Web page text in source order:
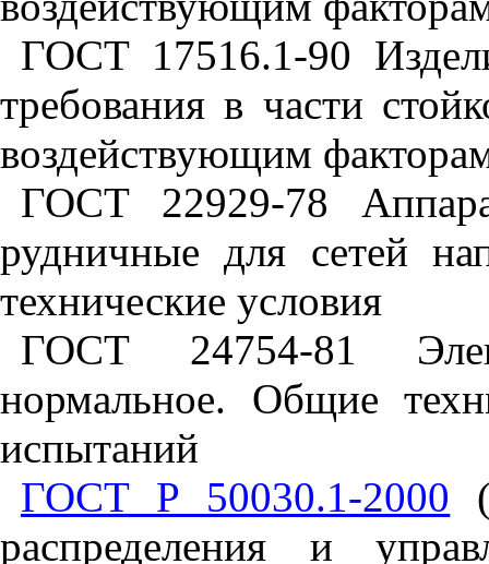
ГОСТ 17516.1-90
требования в части
воздействующим
ГОСТ 22929-78
рудничные для сетей
технические условия
ГОСТ 24754-81
нормальное. Общие
испытаний
ГОСТ Р 50030.1-2000
распределения
и